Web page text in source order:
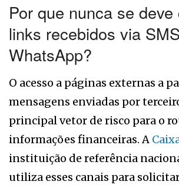
Por que nunca se
links recebidos via
WhatsApp?
O acesso a páginas externas a
mensagens enviadas por
principal vetor de risco para o
informações financeiras. A
instituição de referência
utiliza esses canais para